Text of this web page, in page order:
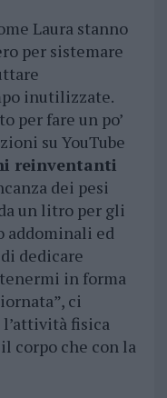
Laura stanno
per sistemare
inutilizzate.
per fare un po’
su YouTube
reinventanti
dei pesi
un litro per gli
addominali ed
dedicare
in forma
ci
fisica
corpo che con la